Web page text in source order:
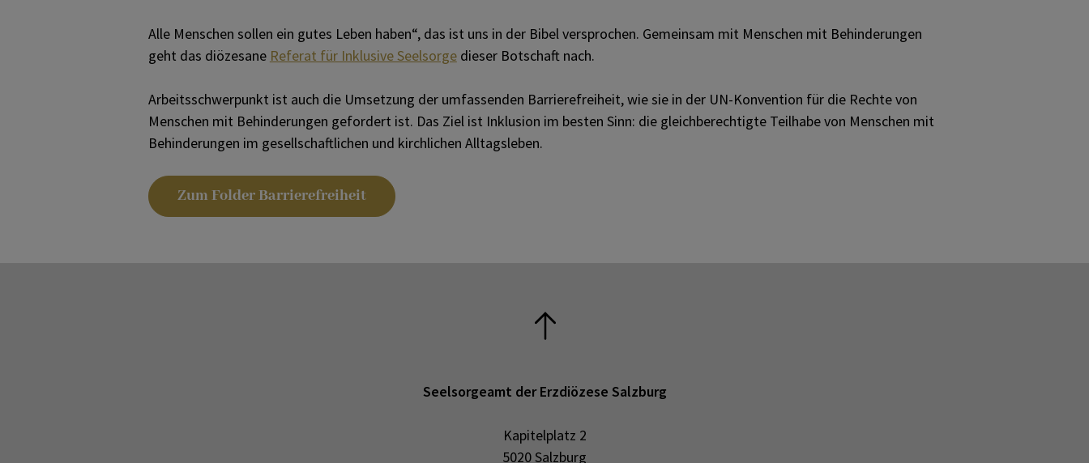
Alle Menschen sollen ein gutes Leben haben“, das ist uns in der Bibel versprochen. Gemeinsam mit Menschen mit Behinderungen
geht das diözesane Referat für Inklusive Seelsorgedieser Botschaft nach.
Arbeitsschwerpunkt ist auch die Umsetzung der umfassenden Barrierefreiheit, wie sie in der UN-Konvention für die Rechte von
Menschen mit Behinderungen gefordert ist. Das Ziel ist Inklusion im besten Sinn: die gleichberechtigte Teilhabe von Menschen mit
Behinderungen im gesellschaftlichen und kirchlichen Alltagsleben.
Zum Folder Barrierefreiheit
Seelsorgeamt der Erzdiözese Salzburg
Kapitelplatz 2
5020 Salzburg